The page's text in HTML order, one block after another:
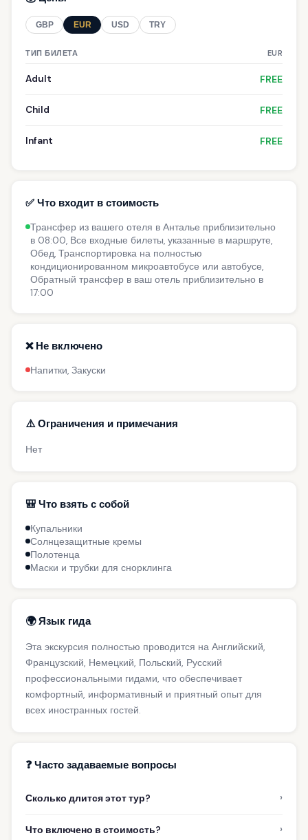
GBP EUR USD TRY
ТИП БИЛЕТА EUR
Adult FREE
Child FREE
Infant FREE
✅ Что входит в стоимость
Трансфер из вашего отеля в Анталье приблизительно
в 08:00, Все входные билеты, указанные в маршруте,
Обед, Транспортировка на полностью
кондиционированном микроавтобусе или автобусе,
Обратный трансфер в ваш отель приблизительно в
17:00
❌ Не включено
Напитки, Закуски
⚠️ Ограничения и примечания
Нет
🎒 Что взять с собой
Купальники
Солнцезащитные кремы
Полотенца
Маски и трубки для снорклинга
🌍 Язык гида
Эта экскурсия полностью проводится на Английский,
Французский, Немецкий, Польский, Русский
профессиональными гидами, что обеспечивает
комфортный, информативный и приятный опыт для
всех иностранных гостей.
❓ Часто задаваемые вопросы
Сколько длится этот тур? ›
Что включено в стоимость? ›